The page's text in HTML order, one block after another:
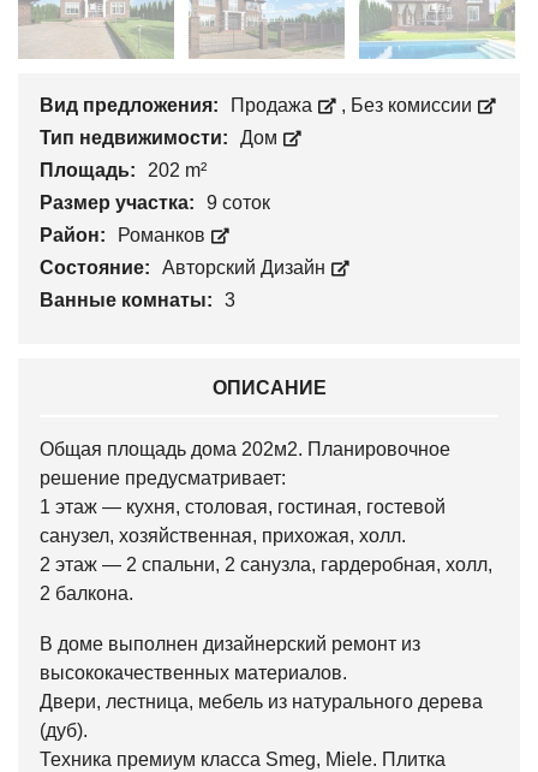
Вид предложения: Продажа , Без комиссии
Тип недвижимости:
Дом
Площадь:
202 m²
Размер участка:
9 соток
Район:
Романков
Состояние:
Авторский Дизайн
Ванные комнаты:
3
ОПИСАНИЕ
Общая площадь дома 202м2. Планировочное
решение предусматривает:
1 этаж — кухня, столовая, гостиная, гостевой
санузел, хозяйственная, прихожая, холл.
2 этаж — 2 спальни, 2 санузла, гардеробная, холл,
2 балкона.
В доме выполнен дизайнерский ремонт из
высококачественных материалов.
Двери, лестница, мебель из натурального дерева
(дуб).
Техника премиум класса Smeg, Miele. Плитка